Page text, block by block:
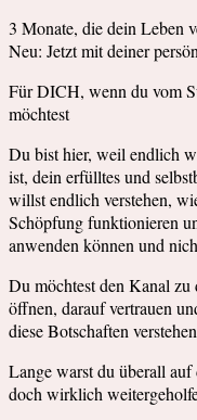
3 Monate, die dein Leben
Neu: Jetzt mit deiner
Für DICH, wenn du vom
möchtest
Du bist hier, weil endlich
ist, dein erfülltes und
willst endlich verstehen,
Schöpfung funktionieren
anwenden können und
Du möchtest den Kanal zu
öffnen, darauf vertrauen
diese Botschaften
Lange warst du überall auf
doch wirklich